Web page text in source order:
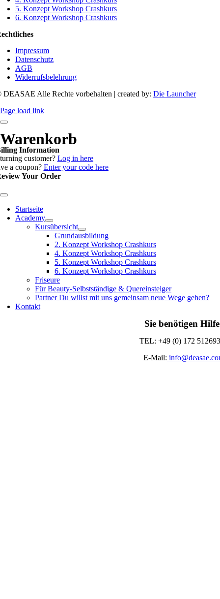
5. Konzept Workshop Crashkurs
6. Konzept Workshop Crashkurs
Impressum
Datenschutz
AGB
Widerrufsbelehrung
DEASAE Alle Rechte vorbehalten | created by:Die Launcher
Page load link
Warenkorb
Information
customer? Log in here
a coupon? Enter your code here
Your Order
Startseite
Academy
Kursübersicht
Grund­­ausbildung
2. Konzept Workshop Crashkurs
4. Konzept Workshop Crashkurs
5. Konzept Workshop Crashkurs
6. Konzept Workshop Crashkurs
Friseure
Für Beauty-Selbstständige & Quereinsteiger
Partner Du willst mit uns gemeinsam neue Wege gehen?
Kontakt
Sie benötigen
TEL: +49 (0) 172
E-Mail: